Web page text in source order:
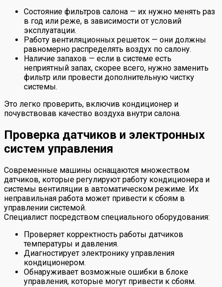
Состояние фильтров салона — их нужно менять раз
в год или реже, в зависимости от условий
эксплуатации.
Работу вентиляционных решеток — они должны
равномерно распределять воздух по салону.
Наличие запахов — если в системе есть
неприятный запах, скорее всего, нужно заменить
фильтр или провести дополнительную чистку
системы.
Это легко проверить, включив кондиционер и
почувствовав качество воздуха внутри салона.
Проверка датчиков и электронных
систем управления
Современные машины оснащаются множеством
датчиков, которые регулируют работу кондиционера и
системы вентиляции в автоматическом режиме. Их
неправильная работа может привести к сбоям в
управлении системой.
Специалист посредством специального оборудования:
Проверяет корректность работы датчиков
температуры и давления.
Диагностирует электронику управления
кондиционером.
Обнаруживает возможные ошибки в блоке
управления, которые могут привести к сбоям.